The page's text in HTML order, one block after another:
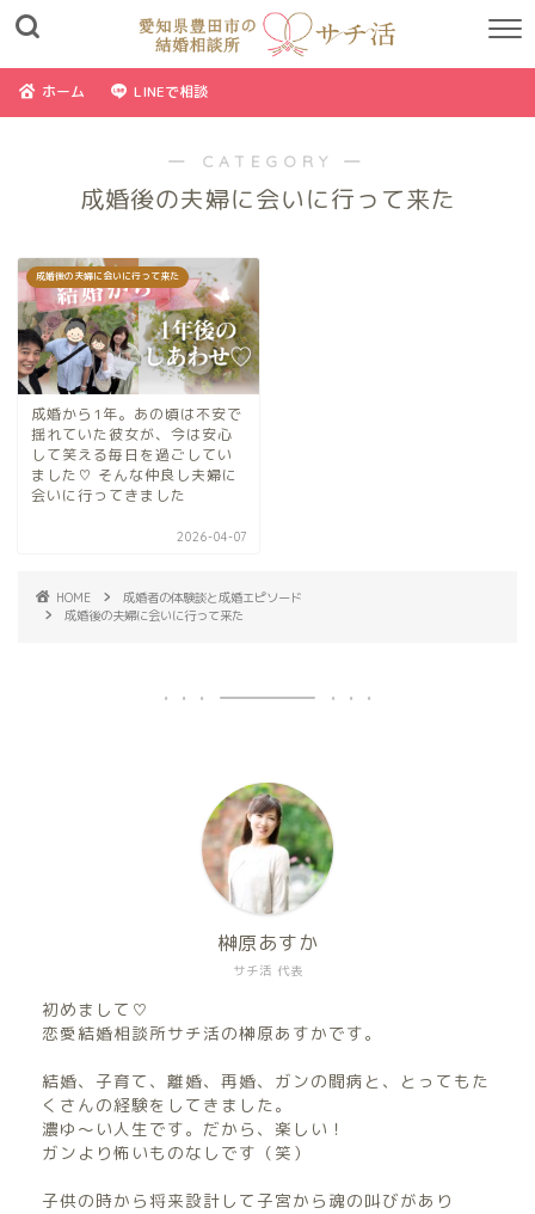
ホーム LINEで相談
― CATEGORY ―
成婚後の夫婦に会いに行って来た
成婚後の夫婦に会いに行って来た
成婚から1年。あの頃は不安で
揺れていた彼女が、今は安心
して笑える毎日を過ごしてい
ました♡ そんな仲良し夫婦に
会いに行ってきました
2026-04-07
HOME
成婚者の体験談と成婚エピソード
成婚後の夫婦に会いに行って来た
サチ活 代表
榊原あすか
初めまして♡
恋愛結婚相談所サチ活の榊原あすかです。
結婚、子育て、離婚、再婚、ガンの闘病と、とってもた
くさんの経験をしてきました。
濃ゆ〜い人生です。だから、楽しい！
ガンより怖いものなしです（笑）
子供の時から将来設計して子宮から魂の叫びがあり